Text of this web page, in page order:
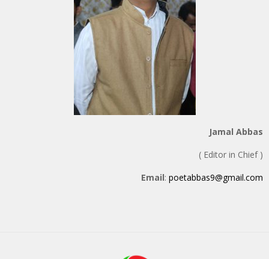
Jamal Abbas
( Editor in Chief )
Email: poetabbas9@gmail.com